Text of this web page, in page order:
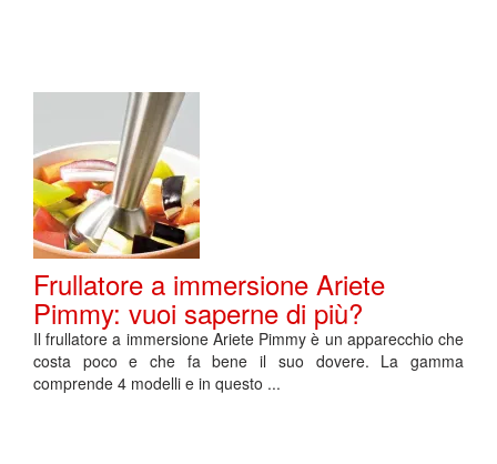
Frullatore a immersione Ariete
Pimmy: vuoi saperne di più?
Il frullatore a immersione Ariete Pimmy è un apparecchio che
costa poco e che fa bene il suo dovere. La gamma
comprende 4 modelli e in questo ...